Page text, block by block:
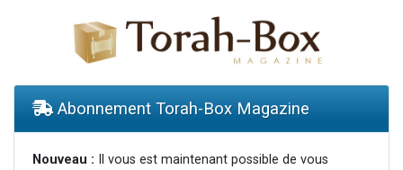
Abonnement Torah-Box Magazine
Nouveau : Il vous est maintenant possible de vous